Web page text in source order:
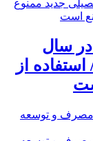
سال
از